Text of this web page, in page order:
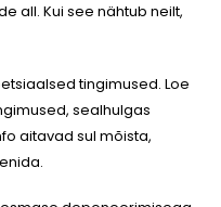
all. Kui see nähtub neilt,
tingimused. Loe
sealhulgas
aitavad sul mõista,